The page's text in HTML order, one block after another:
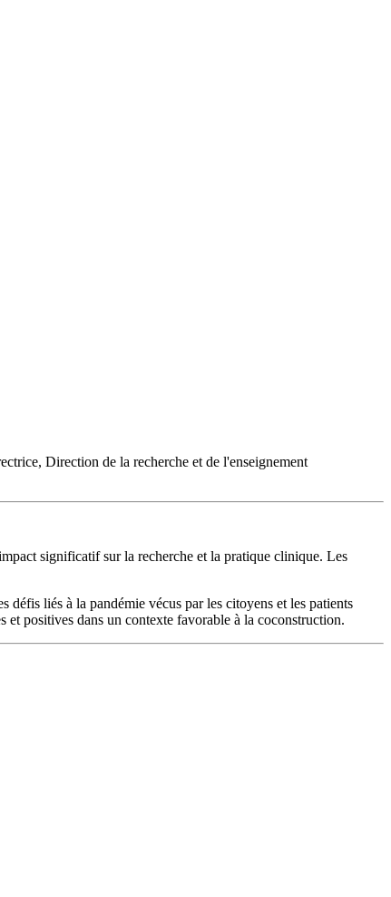
Direction de la recherche et de l'enseignement
significatif sur la recherche et la pratique clinique. Les
liés à la pandémie vécus par les citoyens et les patients
et positives dans un contexte favorable à la coconstruction.